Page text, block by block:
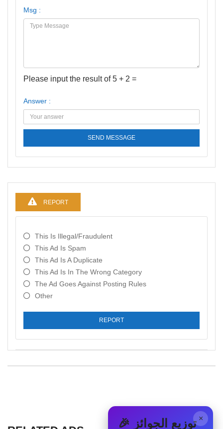
Msg :
Please input the result of 5 + 2 =
Answer :
SEND MESSAGE
REPORT
This Is Illegal/fraudulent
This Ad Is Spam
This Ad Is A Duplicate
This Ad Is In The Wrong Category
The Ad Goes Against Posting Rules
Other
REPORT
× 🎉 توزيع الجوائز